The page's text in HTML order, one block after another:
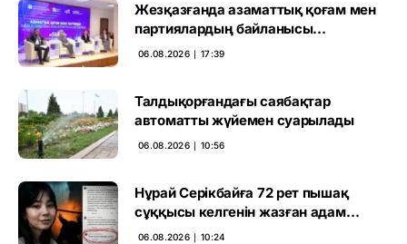
Жезқазғанда азаматтық қоғам мен
партиялардың байланысы
талқыланды
06.08.2026 ∣ 17:39
Талдықорғандағы саябақтар
автоматты жүйемен суарылады
06.08.2026 ∣ 10:56
Нұрай Серікбайға 72 рет пышақ
сұққысы келгенін жазған адам
ұсталды
06.08.2026 ∣ 10:24